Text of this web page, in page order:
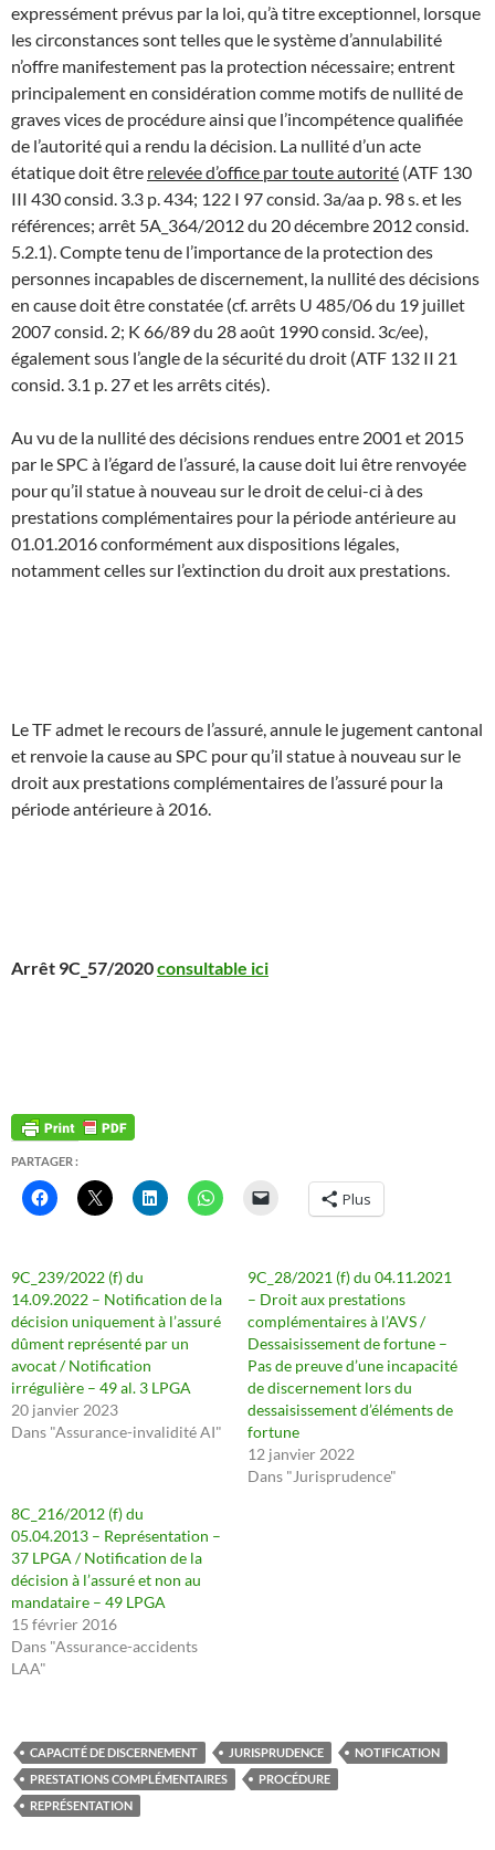
expressément prévus par la loi, qu’à titre exceptionnel, lorsque
les circonstances sont telles que le système d’annulabilité
n’offre manifestement pas la protection nécessaire; entrent
principalement en considération comme motifs de nullité de
graves vices de procédure ainsi que l’incompétence qualifiée
de l’autorité qui a rendu la décision. La nullité d’un acte
étatique doit être relevée d’office par toute autorité (ATF 130
III 430 consid. 3.3 p. 434; 122 I 97 consid. 3a/aa p. 98 s. et les
références; arrêt 5A_364/2012 du 20 décembre 2012 consid.
5.2.1). Compte tenu de l’importance de la protection des
personnes incapables de discernement, la nullité des décisions
en cause doit être constatée (cf. arrêts U 485/06 du 19 juillet
2007 consid. 2; K 66/89 du 28 août 1990 consid. 3c/ee),
également sous l’angle de la sécurité du droit (ATF 132 II 21
consid. 3.1 p. 27 et les arrêts cités).
Au vu de la nullité des décisions rendues entre 2001 et 2015
par le SPC à l’égard de l’assuré, la cause doit lui être renvoyée
pour qu’il statue à nouveau sur le droit de celui-ci à des
prestations complémentaires pour la période antérieure au
01.01.2016 conformément aux dispositions légales,
notamment celles sur l’extinction du droit aux prestations.
Le TF admet le recours de l’assuré, annule le jugement cantonal
et renvoie la cause au SPC pour qu’il statue à nouveau sur le
droit aux prestations complémentaires de l’assuré pour la
période antérieure à 2016.
Arrêt 9C_57/2020consultable ici
PARTAGER :
Plus
9C_239/2022 (f) du
14.09.2022 – Notification de la
décision uniquement à l’assuré
dûment représenté par un
avocat / Notification
irrégulière – 49 al. 3 LPGA
20 janvier 2023
Dans "Assurance-invalidité AI"
9C_28/2021 (f) du 04.11.2021
– Droit aux prestations
complémentaires à l’AVS /
Dessaisissement de fortune –
Pas de preuve d’une incapacité
de discernement lors du
dessaisissement d’éléments de
fortune
12 janvier 2022
Dans "Jurisprudence"
8C_216/2012 (f) du
05.04.2013 – Représentation –
37 LPGA / Notification de la
décision à l’assuré et non au
mandataire – 49 LPGA
15 février 2016
Dans "Assurance-accidents
LAA"
CAPACITÉ DE DISCERNEMENT JURISPRUDENCE
NOTIFICATION
PRESTATIONS COMPLÉMENTAIRES
PROCÉDURE
REPRÉSENTATION